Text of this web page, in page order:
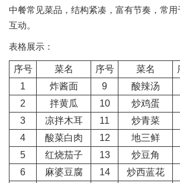
中餐常见菜品，结构紧凑，富有节奏，常
互动。
表格展示：
序号 菜名 序号 菜名
1
炸酱面 9 酸辣汤
2
拌黄瓜 10 炒鸡蛋
3
凉拌木耳 11 炒青菜
4
酸菜白肉 12 地三鲜
5
红烧茄子 13 炒豆角
6
麻婆豆腐 14 炒西蓝花